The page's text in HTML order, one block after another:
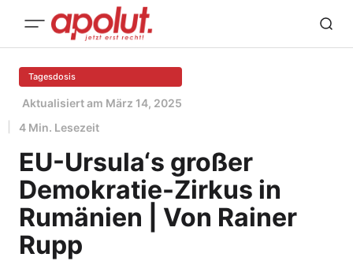
Tagesdosis
Aktualisiert am März 14, 2025
4 Min. Lesezeit
EU-Ursula‘s großer
Demokratie-Zirkus in
Rumänien | Von Rainer
Rupp